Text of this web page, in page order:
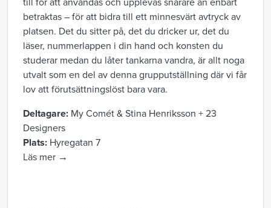
till för att användas och upplevas snarare än enbart
betraktas – för att bidra till ett minnesvärt avtryck av
platsen. Det du sitter på, det du dricker ur, det du
läser, nummerlappen i din hand och konsten du
studerar medan du låter tankarna vandra, är allt noga
utvalt som en del av denna grupputställning där vi får
lov att förutsättningslöst bara vara.
Deltagare: My Comét & Stina Henriksson + 23
Designers
Plats: Hyregatan 7
Läs mer →